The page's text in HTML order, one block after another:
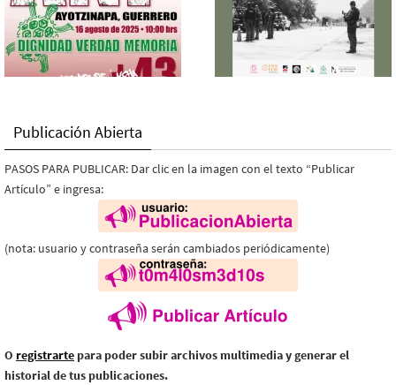
Publicación Abierta
PASOS PARA PUBLICAR: Dar clic en la imagen con el texto “Publicar
Artículo” e ingresa:
(nota: usuario y contraseña serán cambiados periódicamente)
O registrarte para poder subir archivos multimedia y generar el
historial de tus publicaciones.